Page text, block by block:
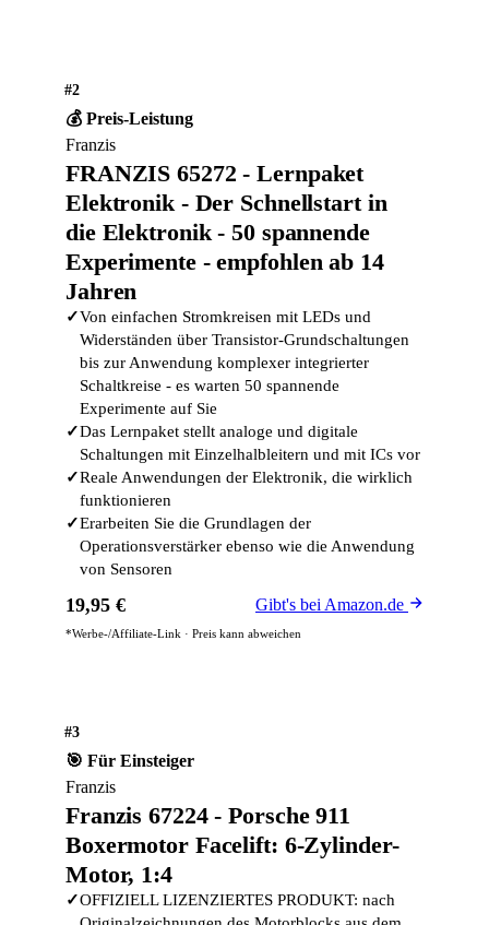
#2
💰 Preis-Leistung
Franzis
FRANZIS 65272 - Lernpaket
Elektronik - Der Schnellstart in
die Elektronik - 50 spannende
Experimente - empfohlen ab 14
Jahren
✓Von einfachen Stromkreisen mit LEDs und
Widerständen über Transistor-Grundschaltungen
bis zur Anwendung komplexer integrierter
Schaltkreise - es warten 50 spannende
Experimente auf Sie
✓Das Lernpaket stellt analoge und digitale
Schaltungen mit Einzelhalbleitern und mit ICs vor
✓Reale Anwendungen der Elektronik, die wirklich
funktionieren
✓Erarbeiten Sie die Grundlagen der
Operationsverstärker ebenso wie die Anwendung
von Sensoren
19,95 € Gibt's bei Amazon.de
*Werbe-/Affiliate-Link · Preis kann abweichen
#3
🎯 Für Einsteiger
Franzis
Franzis 67224 - Porsche 911
Boxermotor Facelift: 6-Zylinder-
Motor, 1:4
✓OFFIZIELL LIZENZIERTES PRODUKT: nach